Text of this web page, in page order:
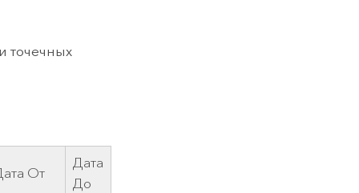
точечных
От
Дата
До